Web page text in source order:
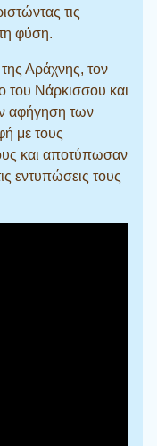
τις
φύση.
Αράχνης, τον
του Νάρκισσου και
αφήγηση των
με τους
και αποτύπωσαν
εντυπώσεις τους